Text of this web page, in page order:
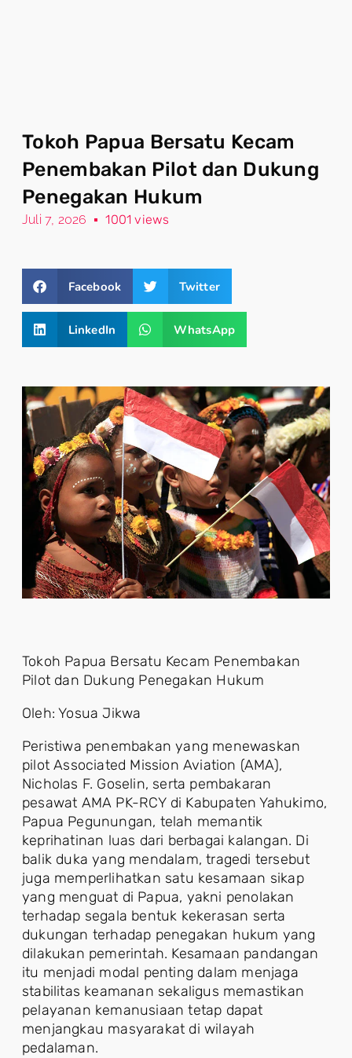
Tokoh Papua Bersatu Kecam
Penembakan Pilot dan Dukung
Penegakan Hukum
Juli 7, 2026 1001 views
Facebook Twitter
LinkedIn WhatsApp
Tokoh Papua Bersatu Kecam Penembakan
Pilot dan Dukung Penegakan Hukum
Oleh: Yosua Jikwa
Peristiwa penembakan yang menewaskan
pilot Associated Mission Aviation (AMA),
Nicholas F. Goselin, serta pembakaran
pesawat AMA PK-RCY di Kabupaten Yahukimo,
Papua Pegunungan, telah memantik
keprihatinan luas dari berbagai kalangan. Di
balik duka yang mendalam, tragedi tersebut
juga memperlihatkan satu kesamaan sikap
yang menguat di Papua, yakni penolakan
terhadap segala bentuk kekerasan serta
dukungan terhadap penegakan hukum yang
dilakukan pemerintah. Kesamaan pandangan
itu menjadi modal penting dalam menjaga
stabilitas keamanan sekaligus memastikan
pelayanan kemanusiaan tetap dapat
menjangkau masyarakat di wilayah
pedalaman.